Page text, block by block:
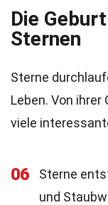
Die
Sternen
Sterne
Leben. Von
viele
06
Sterne
und